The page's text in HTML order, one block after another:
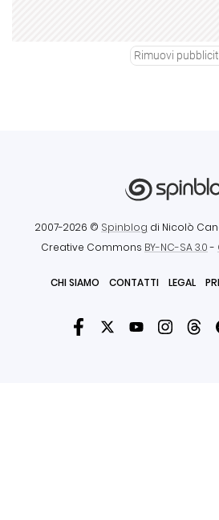
Rimuovi
2007-2026 © Spinblog di Nicolò
Creative Commons BY-NC-SA 3.0-
CHI SIAMO CONTATTI LEGAL